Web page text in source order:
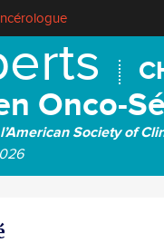
Onco-
Society of